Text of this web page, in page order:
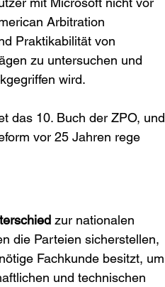
Arbitration
Praktikabilität von
zu untersuchen und
wird.
das 10. Buch der ZPO, und
vor 25 Jahren rege
zur nationalen
die Parteien sicherstellen,
Fachkunde besitzt, um
und technischen